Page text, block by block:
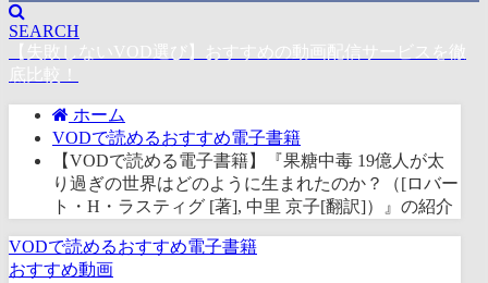
SEARCH
【失敗しないVOD選び】おすすめの動画配信サービスを徹
底比較！
ホーム
VODで読めるおすすめ電子書籍
【VODで読める電子書籍】『果糖中毒 19億人が太
り過ぎの世界はどのように生まれたのか？（[ロバー
ト・H・ラスティグ [著], 中里 京子[翻訳]）』の紹介
VODで読めるおすすめ電子書籍
おすすめ動画